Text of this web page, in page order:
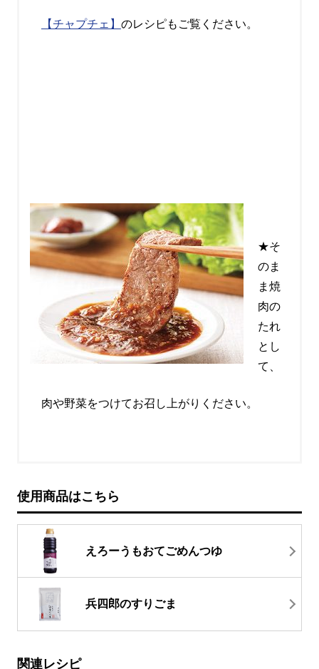
【チャプチェ】 のレシピもご覧ください。
★そ
のま
ま焼
肉の
たれ
とし
て、
肉や野菜をつけてお召し上がりください。
使用商品はこちら
えろーうもおてごめんつゆ
兵四郎のすりごま
関連レシピ